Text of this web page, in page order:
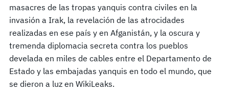
masacres de las tropas yanquis contra civiles en la
invasión a Irak, la revelación de las atrocidades
realizadas en ese país y en Afganistán, y la oscura y
tremenda diplomacia secreta contra los pueblos
develada en miles de cables entre el Departamento de
Estado y las embajadas yanquis en todo el mundo, que
se dieron a luz en WikiLeaks.